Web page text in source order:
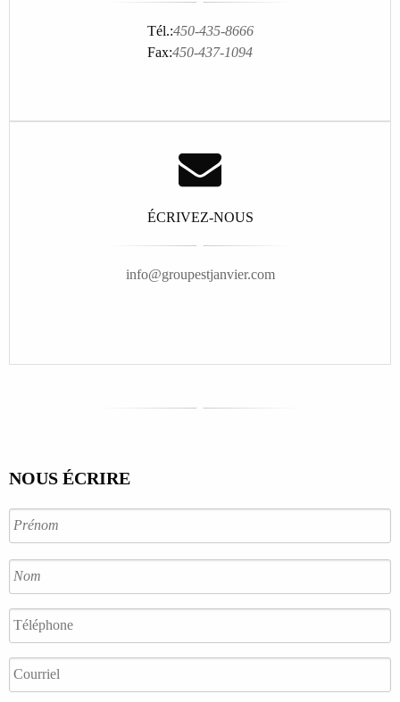
Tél.:450-435-8666
Fax:450-437-1094
ÉCRIVEZ-NOUS
info@groupestjanvier.com
NOUS ÉCRIRE